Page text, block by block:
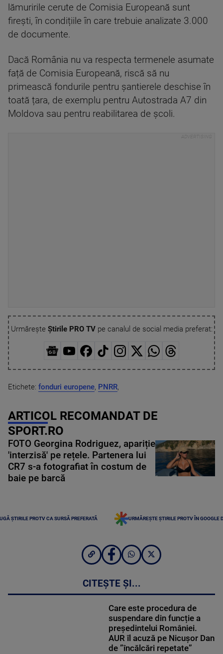
lămuririle cerute de Comisia Europeană sunt
firești, în condițiile în care trebuie analizate 3.000
de documente.
Dacă România nu va respecta termenele asumate
față de Comisia Europeană, riscă să nu
primească fondurile pentru șantierele deschise în
toată țara, de exemplu pentru Autostrada A7 din
Moldova sau pentru reabilitarea de școli.
Urmărește Știrile PRO TVpe canalul de social media preferat:
Etichete: fonduri europene, PNRR,
ARTICOL RECOMANDAT DE
SPORT.RO
FOTO Georgina Rodriguez, apariție
'interzisă' pe rețele. Partenera lui
CR7 s-a fotografiat în costum de
baie pe barcă
ȘTIRILE PROTV CA SURSĂ PREFERATĂ URMĂREȘTE ȘTIRILE PROTV ÎN GOOGLE
CITEȘTE ȘI...
Care este procedura de
suspendare din funcție a
președintelui României.
AUR îl acuză pe Nicușor Dan
de ”încălcări repetate”